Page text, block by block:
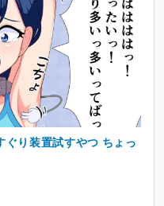
ぐり装置試すやつ ちょっ